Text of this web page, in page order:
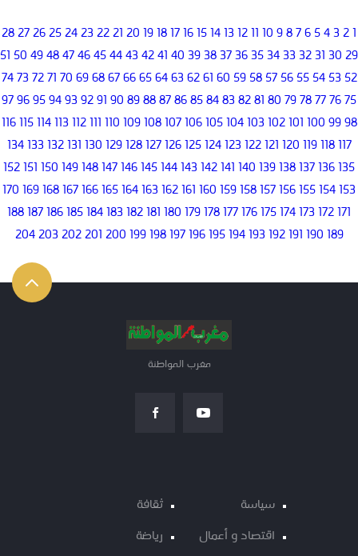
1
2
3
4
5
6
7
8
9
10
11
12
13
14
15
16
17
18
19
20
21
22
23
24
25
26
27
28
29
30
31
32
33
34
35
36
37
38
39
40
41
42
43
44
45
46
47
48
49
50
51
52
53
54
55
56
57
58
59
60
61
62
63
64
65
66
67
68
69
70
71
72
73
74
75
76
77
78
79
80
81
82
83
84
85
86
87
88
89
90
91
92
93
94
95
96
97
98
99
100
101
102
103
104
105
106
107
108
109
110
111
112
113
114
115
116
117
118
119
120
121
122
123
124
125
126
127
128
129
130
131
132
133
134
135
136
137
138
139
140
141
142
143
144
145
146
147
148
149
150
151
152
153
154
155
156
157
158
159
160
161
162
163
164
165
166
167
168
169
170
171
172
173
174
175
176
177
178
179
180
181
182
183
184
185
186
187
188
189
190
191
192
193
194
195
196
197
198
199
200
201
202
203
204
مغرب المواطنة
سياسة
اقتصاد و أعمال
ثقافة
رياضة